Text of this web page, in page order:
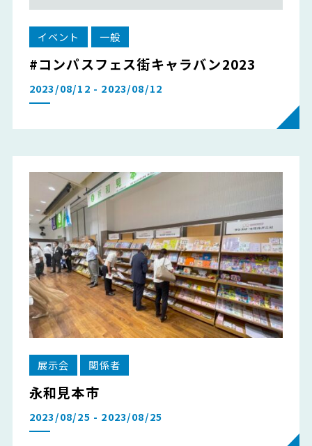
イベント 一般
#コンパスフェス街キャラバン2023
2023/08/12 - 2023/08/12
展示会 関係者
永和見本市
2023/08/25 - 2023/08/25